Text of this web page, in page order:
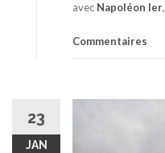
avec Napoléon Ier,
Commentaires
23
JAN